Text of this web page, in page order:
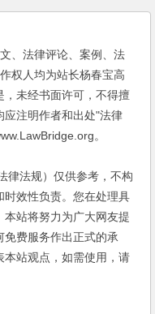
、法律评论、案例、法
权人均为站长杨春宝高
，未经书面许可，不得擅
应注明作者和出处"法律
。
法规）仅供参考，不构
时效性负责。您在处理具
站将努力为广大网友提
免费服务作出正式的承
本站观点，如需使用，请